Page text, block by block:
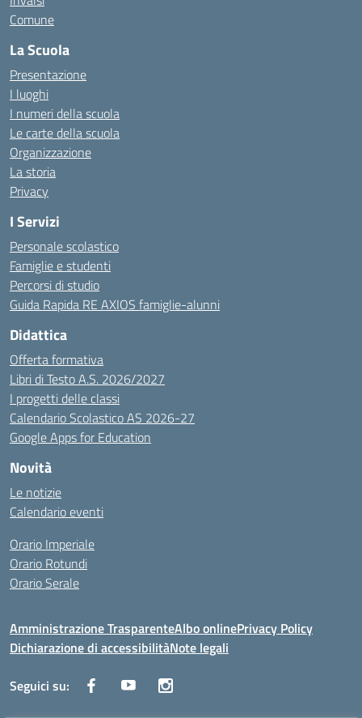
Comune
La Scuola
Presentazione
I luoghi
I numeri della scuola
Le carte della scuola
Organizzazione
La storia
Privacy
I Servizi
Personale scolastico
Famiglie e studenti
Percorsi di studio
Guida Rapida RE AXIOS famiglie-alunni
Didattica
Offerta formativa
Libri di Testo A.S. 2026/2027
I progetti delle classi
Calendario Scolastico AS 2026-27
Google Apps for Education
Novità
Le notizie
Calendario eventi
Orario Imperiale
Orario Rotundi
Orario Serale
Amministrazione TrasparenteAlbo onlinePrivacy Policy
Dichiarazione di accessibilitàNote legali
Seguici su: